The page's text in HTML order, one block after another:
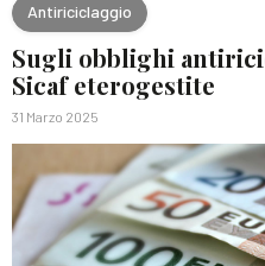
Antiriciclaggio
Sugli obblighi
Sicaf eterogestite
31 Marzo 2025